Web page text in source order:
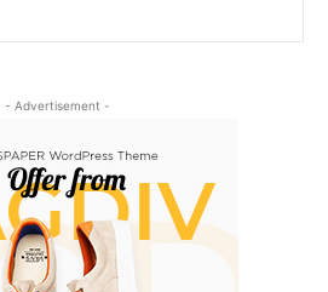
- Advertisement -